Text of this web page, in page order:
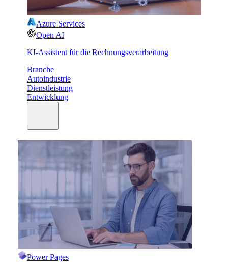
Azure Services
Open AI
KI-Assistent für die Rechnungsverarbeitung
Branche
Autoindustrie
Dienstleistung
Entwicklung
Power Pages